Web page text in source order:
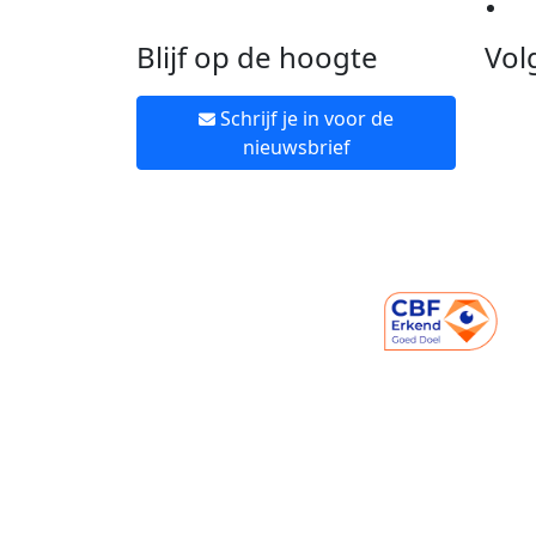
Blijf op de hoogte
Schrijf je in voor de
nieuwsbrief